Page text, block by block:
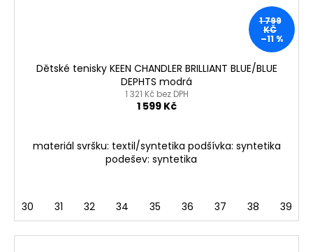
1 799
KČ
–11 %
Dětské tenisky KEEN CHANDLER BRILLIANT BLUE/BLUE
DEPHTS modrá
1 321 Kč bez DPH
1 599 Kč
materiál svršku: textil/syntetika podšívka: syntetika
podešev: syntetika
30 31 32 34 35 36 37 38 39